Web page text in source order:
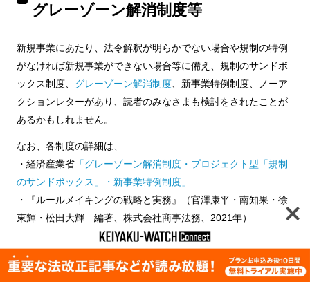
グレーゾーン解消制度等
新規事業にあたり、法令解釈が明らかでない場合や規制の特例
がなければ新規事業ができない場合等に備え、規制のサンドボ
ックス制度、 グレーゾーン解消制度 、新事業特例制度、ノーア
クションレターがあり、読者のみなさまも検討をされたことが
あるかもしれません。
なお、各制度の詳細は、
・経済産業省 「グレーゾーン解消制度・プロジェクト型「規制
のサンドボックス」・新事業特例制度」
・『ルールメイキングの戦略と実務』（官澤康平・南知果・徐
東輝・松田大輝 編著、株式会社商事法務、2021年）
に説明があります。
2021年でこれまでに公表されている事例では、規制のサンドボ
ックス制度2件、グレーゾーン解消制度23件、新事業特例制度2